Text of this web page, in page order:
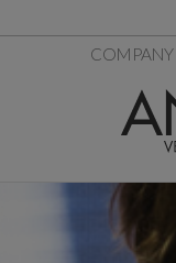
COMPANY